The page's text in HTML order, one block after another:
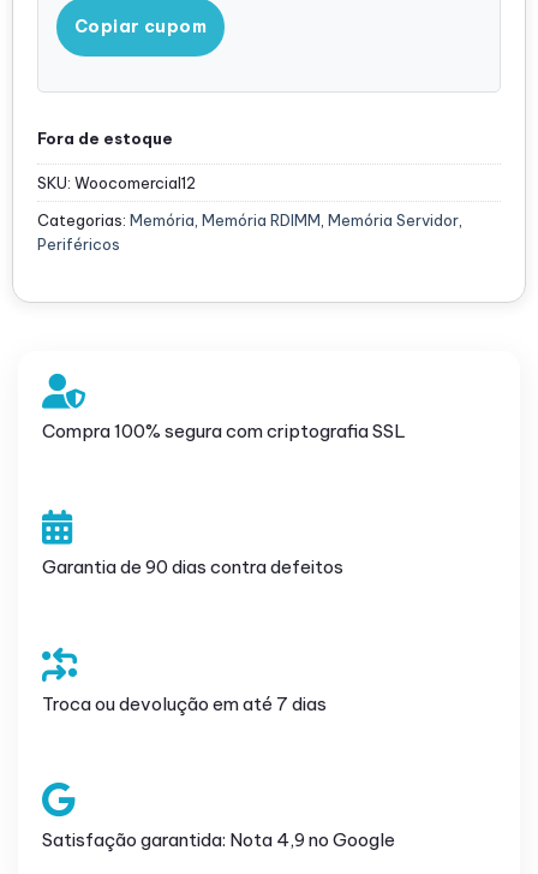
Copiar cupom
Fora de estoque
SKU: Woocomercial12
Categorias: Memória, Memória RDIMM, Memória Servidor,
Periféricos
Compra 100% segura com criptografia SSL
Garantia de 90 dias contra defeitos
Troca ou devolução em até 7 dias
Satisfação garantida: Nota 4,9 no Google